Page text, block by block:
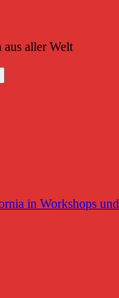
aller Welt
in Workshops